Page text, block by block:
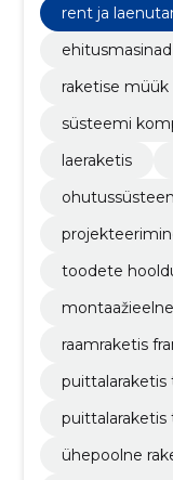
rent ja
raketise müük
süsteemi
laeraketis
toodete
raamraketis
puittalaraketis
ühepoolne